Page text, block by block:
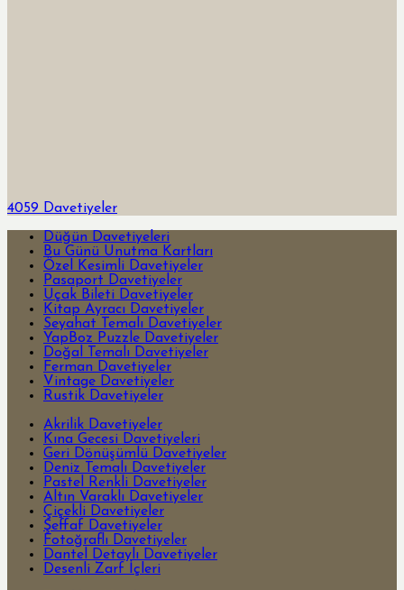
4059 Davetiyeler
Düğün Davetiyeleri
Bu Günü Unutma Kartları
Özel Kesimli Davetiyeler
Pasaport Davetiyeler
Uçak Bileti Davetiyeler
Kitap Ayracı Davetiyeler
Seyahat Temalı Davetiyeler
YapBoz Puzzle Davetiyeler
Doğal Temalı Davetiyeler
Ferman Davetiyeler
Vintage Davetiyeler
Rustik Davetiyeler
Akrilik Davetiyeler
Kına Gecesi Davetiyeleri
Geri Dönüşümlü Davetiyeler
Deniz Temalı Davetiyeler
Pastel Renkli Davetiyeler
Altın Varaklı Davetiyeler
Çiçekli Davetiyeler
Şeffaf Davetiyeler
Fotoğraflı Davetiyeler
Dantel Detaylı Davetiyeler
Desenli Zarf İçleri